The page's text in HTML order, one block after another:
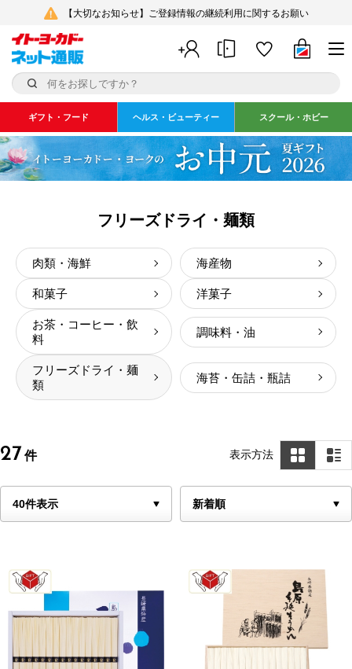
【大切なお知らせ】ご登録情報の継続利用に関するお願い
ギフト・フード ヘルス・ビューティー スクール・ホビー
フリーズドライ・麺類
肉類・海鮮 海産物
和菓子 洋菓子
お茶・コーヒー・飲
料
調味料・油
フリーズドライ・麺
類
海苔・缶詰・瓶詰
27 件 表示方法